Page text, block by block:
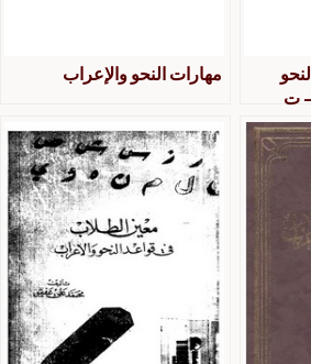
– ت
مهارات النحو والإعراب